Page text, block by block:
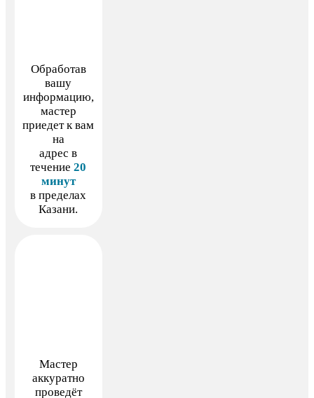
Обработав
вашу
информацию,
мастер
приедет к вам
на
адрес в
течение20
минут
в пределах
Казани.
Мастер
аккуратно
проведёт